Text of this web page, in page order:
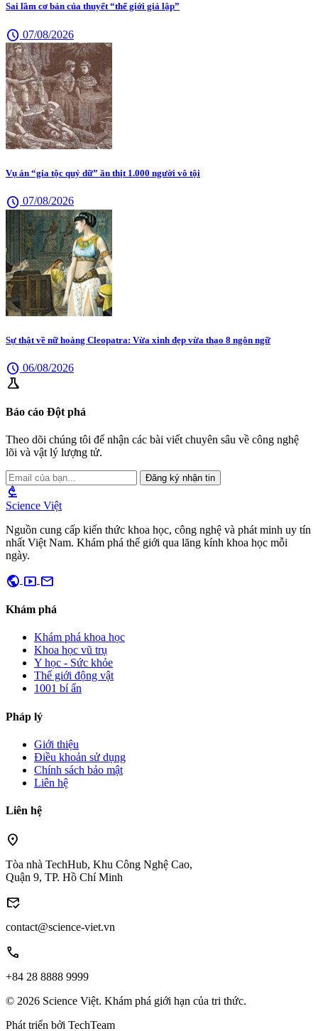
Sai lầm cơ bản của thuyết “thế giới giả lập”
schedule 07/08/2026
Vụ án “gia tộc quỷ dữ” ăn thịt 1.000 người vô tội
schedule 07/08/2026
Sự thật về nữ hoàng Cleopatra: Vừa xinh đẹp vừa thạo 8 ngôn ngữ
schedule 06/08/2026
science
Báo cáo Đột phá
Theo dõi chúng tôi để nhận các bài viết chuyên sâu về công nghệ
lõi và vật lý lượng tử.
Đăng ký nhận tin
biotech
Science Việt
Nguồn cung cấp kiến thức khoa học, công nghệ và phát minh uy tín
nhất Việt Nam. Khám phá thế giới qua lăng kính khoa học mỗi
ngày.
public smart_display mail
Khám phá
Khám phá khoa học
Khoa học vũ trụ
Y học - Sức khỏe
Thế giới động vật
1001 bí ẩn
Pháp lý
Giới thiệu
Điều khoản sử dụng
Chính sách bảo mật
Liên hệ
Liên hệ
location_on
Tòa nhà TechHub, Khu Công Nghệ Cao,
Quận 9, TP. Hồ Chí Minh
mark_email_read
contact@science-viet.vn
call
+84 28 8888 9999
© 2026 Science Việt. Khám phá giới hạn của tri thức.
Phát triển bởi TechTeam